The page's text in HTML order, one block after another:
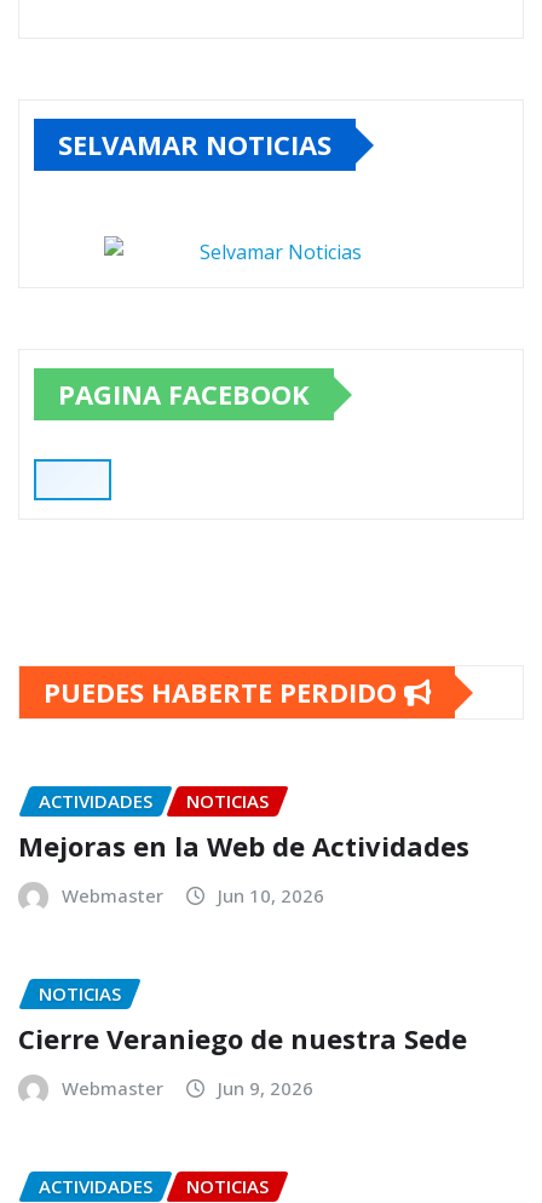
SELVAMAR NOTICIAS
PAGINA FACEBOOK
PUEDES HABERTE PERDIDO
ACTIVIDADES NOTICIAS
Mejoras en la Web de Actividades
Webmaster Jun 10, 2026
NOTICIAS
Cierre Veraniego de nuestra Sede
Webmaster Jun 9, 2026
ACTIVIDADES NOTICIAS